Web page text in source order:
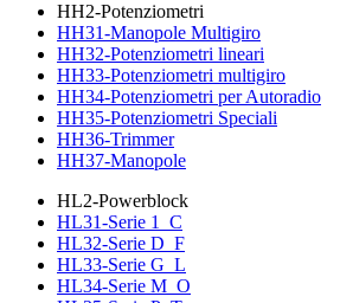
HH2-Potenziometri
HH31-Manopole Multigiro
HH32-Potenziometri lineari
HH33-Potenziometri multigiro
HH34-Potenziometri per Autoradio
HH35-Potenziometri Speciali
HH36-Trimmer
HH37-Manopole
HL2-Powerblock
HL31-Serie 1_C
HL32-Serie D_F
HL33-Serie G_L
HL34-Serie M_O